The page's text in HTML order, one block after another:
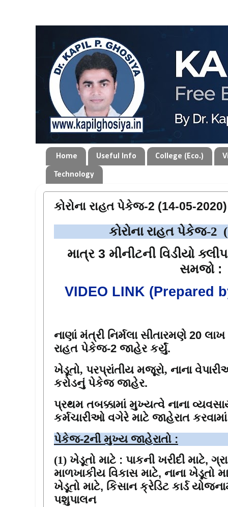
Home Useful Info College (Eco.)
Technology
કોરોના રાહત પેકેજ-2 (14-05-2020)
કોરોના રાહત પેકેજ-2 (
માત્ર 3 મીનીટની વિડીયો ક્લીપ
સમજો:
VIDEO LINK (Prepared
નાણાં મંત્રી નિર્મલા સીતારમણે 20
રાહત પેકેજ-2 જાહેર કર્યું.
ખેડૂતો, પરપ્રાંતીય મજૂરો, નાના
કરોડનું પેકેજ જાહેર.
પ્રથમ તબક્કામાં મુખ્યત્વે નાના
કર્મચારીઓ વગેરે માટે જાહેરાત
પેકેજ-2ની મુખ્ય જાહેરાતો :
(1) ખેડૂતો માટે : પાકની ખરીદી માટે,
માળખાકીય વિકાસ માટે, નાના ખેડૂતો
ખેડૂતો માટે, કિસાન ક્રેડિટ કાર્ડ
પશુપાલન